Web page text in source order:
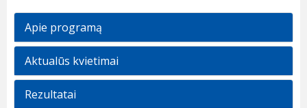
Apie programą
Aktualūs kvietimai
Rezultatai